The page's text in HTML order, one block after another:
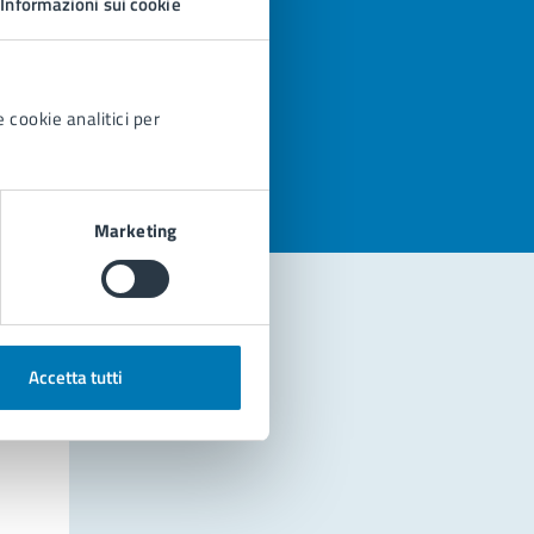
cookie analitici per
Marketing
Accetta tutti